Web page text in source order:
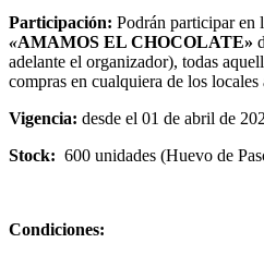
Participación: Podrán participar en
«AMAMOS EL CHOCOLATE»
adelante el organizador), todas
compras en cualquiera de los
Vigencia: desde el 01 de abril de
Stock: 600 unidades (Huevo de
Condiciones: